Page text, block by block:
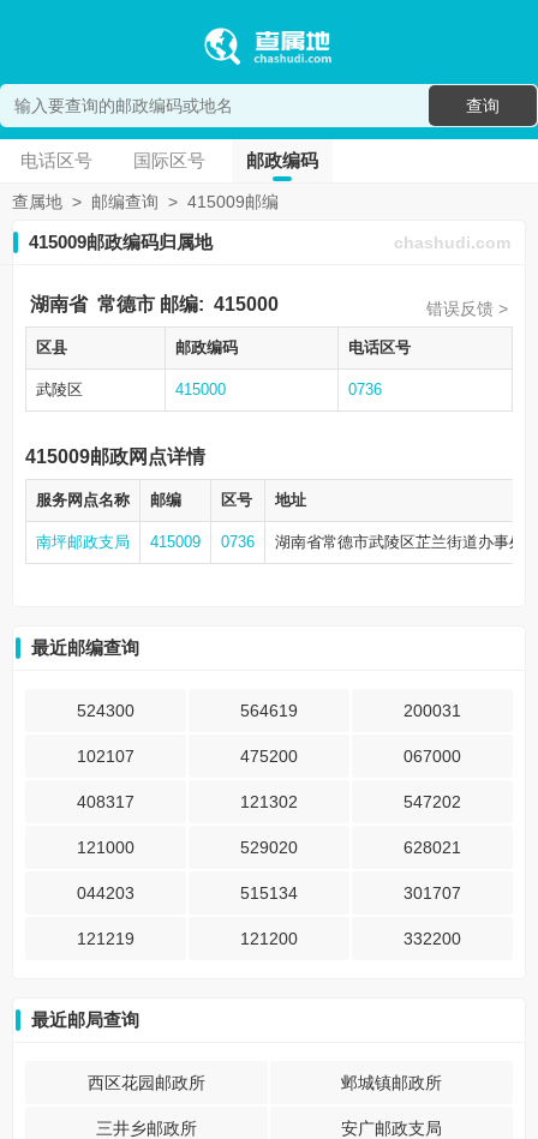
查询
电话区号 国际区号 邮政编码
查属地 > 邮编查询 > 415009邮编
415009邮政编码归属地 chashudi.com
湖南省 常德市 邮编: 415000 错误反馈 >
区县 邮政编码 电话区号
武陵区 415000 0736
415009邮政网点详情
服务网点名称 邮编 区号 地址
南坪邮政支局 415009 0736 湖南省常德市武陵区芷兰街道办事处
最近邮编查询
524300 564619 200031
102107 475200 067000
408317 121302 547202
121000 529020 628021
044203 515134 301707
121219 121200 332200
最近邮局查询
西区花园邮政所 邺城镇邮政所
三井乡邮政所 安广邮政支局